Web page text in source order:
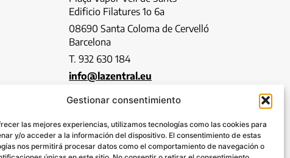
Gestionar consentimiento
las mejores experiencias, utilizamos tecnologías como las cookies para
y/o acceder a la información del dispositivo. El consentimiento de estas
nos permitirá procesar datos como el comportamiento de navegación o
Edificio Filatures 1o 6a
08690 Santa Coloma de Cervelló
Barcelona
T. 932 630 184
info@lazentral.eu
Google Maps
SÍGUENOS: